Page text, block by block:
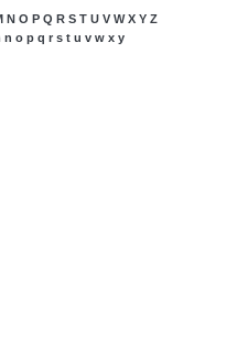
N O P Q R S T U V W X Y Z
n o p q r s t u v w x y